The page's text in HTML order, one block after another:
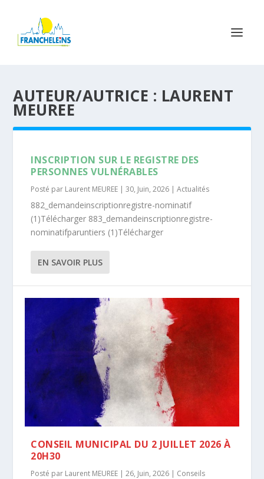
AUTEUR/AUTRICE : LAURENT
MEUREE
INSCRIPTION SUR LE REGISTRE DES
PERSONNES VULNÉRABLES
Posté par Laurent MEUREE |30, Juin, 2026 |Actualités
882_demandeinscriptionregistre-nominatif
(1)Télécharger 883_demandeinscriptionregistre-
nominatifparuntiers (1)Télécharger
EN SAVOIR PLUS
CONSEIL MUNICIPAL DU 2 JUILLET 2026 À
20H30
Posté par Laurent MEUREE |26, Juin, 2026 | Conseils